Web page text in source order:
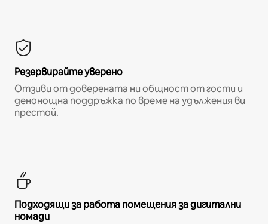
Резервирайте уверено
Отзиви от доверената ни общност от гости и
денонощна поддръжка по време на удължения ви
престой.
Подходящи за работа помещения за дигитални
номади